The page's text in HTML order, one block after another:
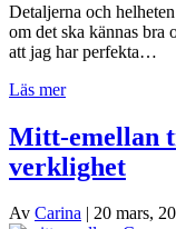
Detaljerna och
om det ska kännas bra
att jag har perfekta…
Läs mer
Mitt-emellan
verklighet
Av Carina | 20 mars,